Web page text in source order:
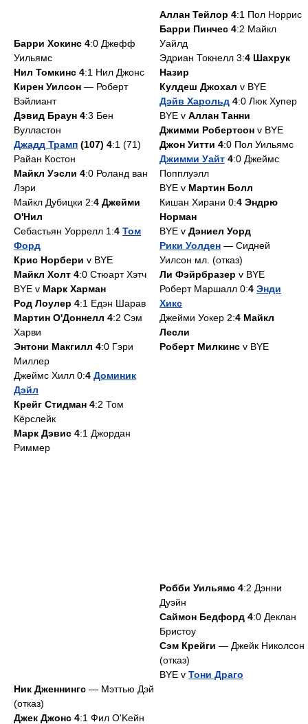
Барри Хокинс 4:0 Джефф
Уильямс
Нил Томкинс 4:1 Нил Джонс
Кирен Уилсон — Роберт
Вэйлиант
Дэвид Браун 4:3 Бен
Вулластон
Джадд Трамп (107) 4:1 (71)
Райан Костон
Майкл Уэсли 4:0 Роланд ван
Лэри
Майкл Дубицки 2:4 Джейми
О'Нил
Себастьян Уоррелл 1:4 Том
Форд
Крис Норбери v BYE
Майкл Холт 4:0 Стюарт Хэтч
BYE v Марк Харман
Род Лоулер 4:1 Едэн Шарав
Мартин O'Доннелл 4:2 Сэм
Харви
Энтони Макгилл 4:0 Гэри
Миллер
Джеймс Хилл 0:4 Доминик
Дэйл
Крейг Стидман 4:2 Том
Кёрслейк
Марк Дэвис 4:1 Джордан
Риммер
Ник Дженнингс — Мэттью Дэй
(отказ)
Джек Джонс 4:1 Фил O'Kейн
Аллан Тейлор 4:1 Пол Норрис
Барри Пинчес 4:2 Майкл
Уайлд
Эдриан Токнелл 3:4 Шахрук
Назир
Кулдеш Джохал v BYE
Дэйв Харольд 4:0 Люк Хупер
BYE v Аллан Танни
Джимми Робертсон v BYE
Джон Уитти 4:0 Пол Уильямс
Джимми Уайт 4:0 Джеймс
Попплуэлл
BYE v Мартин Болл
Кишан Хирани 0:4 Эндрю
Норман
BYE v Дэниел Уорд
Рики Уолден — Сидней
Уилсон мл. (отказ)
Ли Фэйрбразер v BYE
Роберт Маршалл 0:4 Энди
Хикс
Джейми Уокер 2:4 Майкл
Лесли
Роберт Милкинс v BYE
Робби Уильямс 4:2 Дэнни
Дуэйн
Саймон Бедфорд 4:0 Деклан
Бристоу
Сэм Крейги — Джейк Николсон
(отказ)
BYE v Тони Драго